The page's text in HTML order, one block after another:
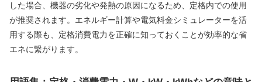
した場合、機器の劣化や発熱の原因になるため、定格内での使用
が推奨されます。エネルギー計算や電気料金シミュレーターを活
用する際も、定格消費電力を正確に知っておくことが効率的な省
エネに繋がります。